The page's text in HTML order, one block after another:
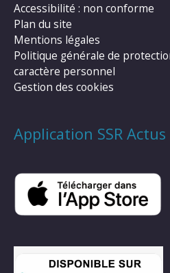
Accessibilité : non conforme
Plan du site
Mentions légales
Politique générale de
caractère personnel
Gestion des cookies
Application SSR Actus